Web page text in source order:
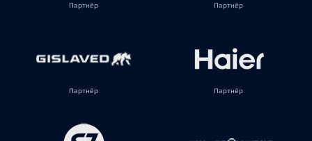
Партнёр Партнёр
Партнёр Партнёр